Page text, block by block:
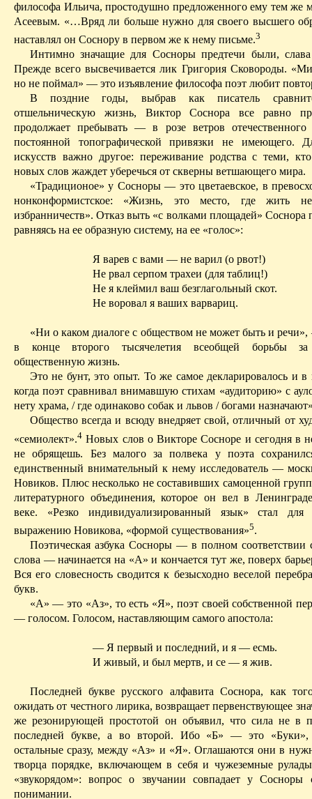
философа Ильича, простодушно предложенного ему тем же
Асеевым. «…Вряд ли больше нужно для своего высшего
наставлял он Соснору в первом же к нему письме.3
Интимно значащие для Сосноры предтечи были, слава
Преждевсего высвечивается лик Григория Сковороды.
но не поймал» — это изъявление философа поэт любит
В поздние годы, выбрав как писатель
отшельническую жизнь, Виктор Соснора все равно
продолжает пребывать — в розе ветров отечественного
постоянной топографической привязки не имеющего.
искусств важно другое: переживание родства с теми,
новых слов жаждет уберечься от скверны ветшающего мира.
«Традиционое» у Сосноры — это цветаевское, в
нонконформистское: «Жизнь, это место, где жить
избранничеств». Отказ выть «с волками площадей» Соснора
равняясь на ее образную систему, на ее «голос»:
Я варев с вами — не варил (о рвот!)
Не рвал серпом трахеи (для таблиц!)
Не я клеймил ваш безглагольный скот.
Не воровал яваших варвариц.
«Ни о каком диалоге с обществом не может быть и
в конце второго тысячелетия всеобщей борьбы
общественную жизнь.
Это не бунт, это опыт. То же самое декларировалось и в
когда поэт сравнивал внимавшую стихам «аудиторию» с
нету храма, / где одинаково собак и львов / богами
Общество всегда и всюду внедряетсвой, отличный от
«семиолект».4 Новых слов о Викторе Сосноре и сегодня в
не обрящешь. Без малого за полвека у поэта
единственный внимательный к нему исследователь —
Новиков. Плюс несколько не составивших самоценной
литературного объединения, которое он вел в
веке. «Резко индивидуализированный язык» стал
выражению Новикова, «формой существования»5.
Поэтическая азбука Сосноры — в полном соответствии
слова — начинается на «А» и кончается тут же, поверх
Вся его словесность сводится к безысходно веселой
букв.
«А» — это «Аз», то есть «Я», поэт своей собственной
— голосом. Голосом, наставляющим самого апостола:
— Я первый и последний, и я — есмь.
И живый, и был мертв, и се — я жив.
Последней букве русского алфавита Соснора, как
ожидать от честного лирика, возвращает первенствующее
же резонирующей простотой он объявил, что сила не в
последней букве, а во второй. Ибо «Б» — это «Буки»,
остальные сразу, между «Аз» и «Я». Оглашаются они в
творца порядке, включающем в себя и чужеземные
«звукорядом»: вопрос о звучании совпадает у
понимании.